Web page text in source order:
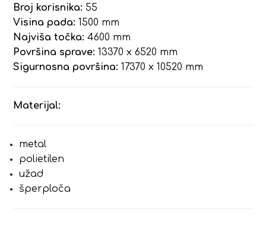
Broj korisnika: 55
Visina pada: 1500 mm
Najviša točka: 4600 mm
Površina sprave: 13370 x 6520 mm
Sigurnosna površina: 17370 x 10520 mm
Materijal:
metal
polietilen
užad
šperploča